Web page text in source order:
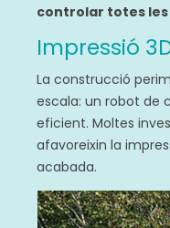
controlar totes
Impressió
La construcció
escala: un robot de
eficient. Moltes
afavoreixin la
acabada.